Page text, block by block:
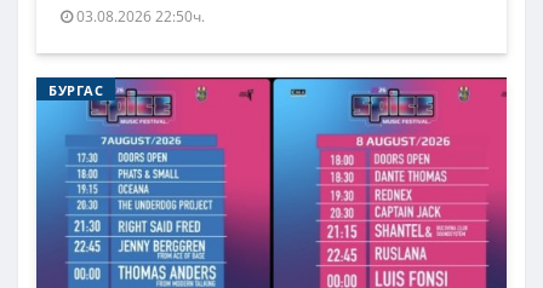
03.08.2026 22:50ч.
БУРГАС